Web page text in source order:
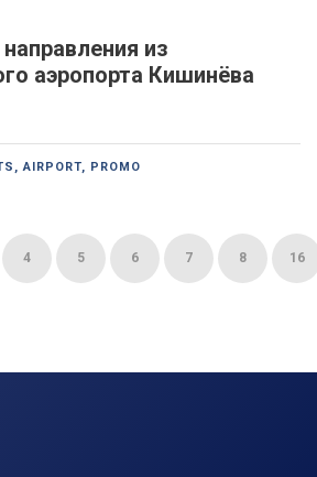
из
аэропорта Кишинёва
,AIRPORT, PROMO
4 5 6 7 8 16